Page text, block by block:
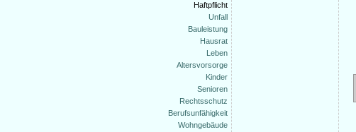
Haftpflicht
Unfall
Bauleistung
Hausrat
Leben
Altersvorsorge
Kinder
Senioren
Rechtsschutz
Berufsunfähigkeit
Wohngebäude